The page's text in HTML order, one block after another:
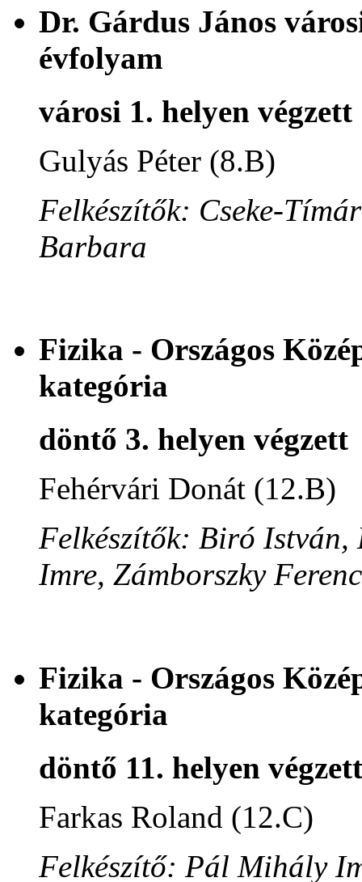
Dr. Gárdus János
évfolyam
városi 1. helyen végzett
Gulyás Péter (8.B)
Felkészítők: Cseke-
Barbara
Fizika - Országos
kategória
döntő 3. helyen végzett
Fehérvári Donát (12.B)
Felkészítők: Biró István,
Imre, Zámborszky Ferenc
Fizika - Országos
kategória
döntő 11. helyen végzett
Farkas Roland (12.C)
Felkészítő: Pál Mihály